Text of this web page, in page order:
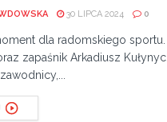
30 LIPCA 2024 0
dla radomskiego sportu.
zapaśnik Arkadiusz